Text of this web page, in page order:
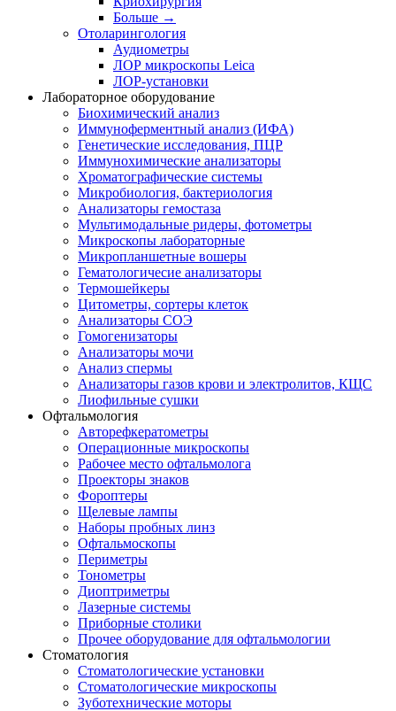
Больше →
Отоларингология
Аудиометры
ЛОР микроскопы Leica
ЛОР-установки
Лабораторное оборудование
Биохимический анализ
Иммуноферментный анализ (ИФА)
Генетические исследования, ПЦР
Иммунохимические анализаторы
Хроматографические системы
Микробиология, бактериология
Анализаторы гемостаза
Мультимодальные ридеры, фотометры
Микроскопы лабораторные
Микропланшетные вошеры
Гематологичесие анализаторы
Термошейкеры
Цитометры, сортеры клеток
Анализаторы СОЭ
Гомогенизаторы
Анализаторы мочи
Анализ спермы
Анализаторы газов крови и электролитов, КЩС
Лиофильные сушки
Офтальмология
Авторефкератометры
Операционные микроскопы
Рабочее место офтальмолога
Проекторы знаков
Фороптеры
Щелевые лампы
Наборы пробных линз
Офтальмоскопы
Периметры
Тонометры
Диоптриметры
Лазерные системы
Приборные столики
Прочее оборудование для офтальмологии
Стоматология
Стоматологические установки
Стоматологические микроскопы
Зуботехнические моторы